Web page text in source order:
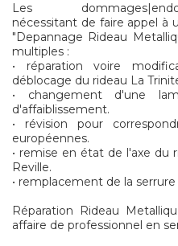
Les
nécessitant de faire appel à
"Depannage Rideau
multiples :
• réparation voire
déblocage du rideau La
• changement d'une
d'affaiblissement.
• révision pour
européennes.
• remise en état de l'axe du
Reville.
• remplacement de la
Réparation Rideau
affaire de professionnel en